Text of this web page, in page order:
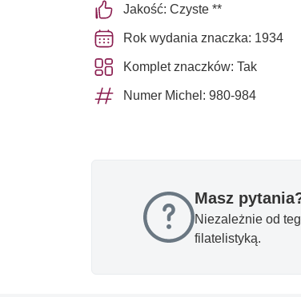
Jakość: Czyste **
Rok wydania znaczka: 1934
Komplet znaczków: Tak
Numer Michel: 980-984
Masz
Niezależnie od
filatelistyką.